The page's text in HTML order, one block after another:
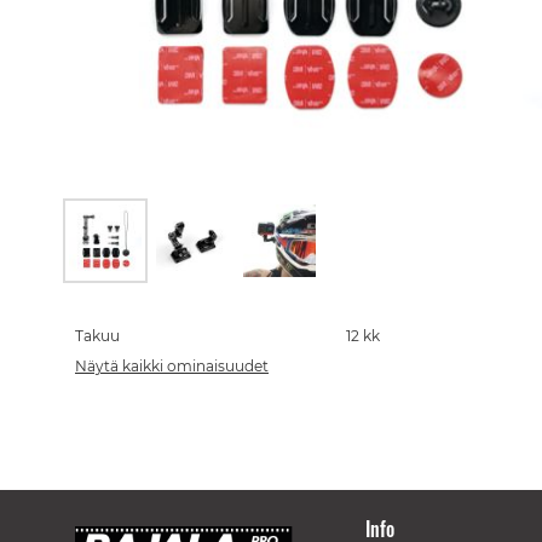
the
beginning
of
Takuu
12 kk
Näytä kaikki ominaisuudet
Info